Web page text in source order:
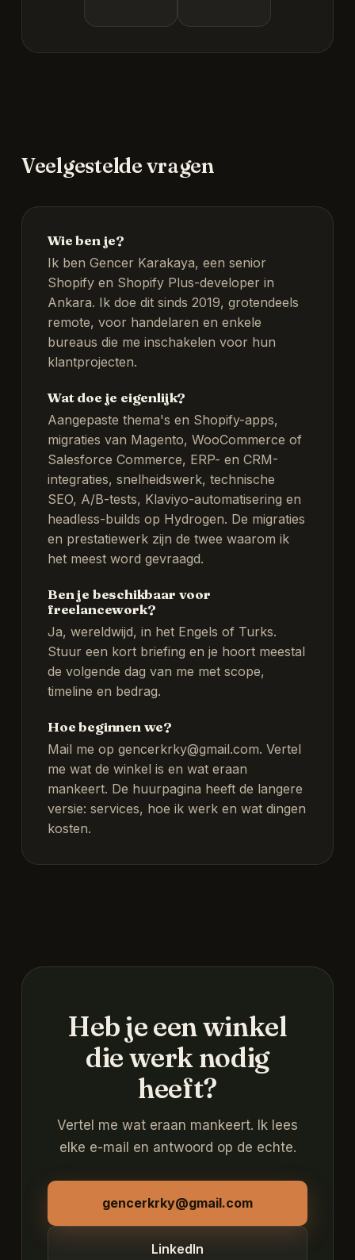
Veelgestelde vragen
Wie ben je?
Ik ben Gencer Karakaya, een senior
Shopify en Shopify Plus-developer in
Ankara. Ik doe dit sinds 2019, grotendeels
remote, voor handelaren en enkele
bureaus die me inschakelen voor hun
klantprojecten.
Wat doe je eigenlijk?
Aangepaste thema's en Shopify-apps,
migraties van Magento, WooCommerce of
Salesforce Commerce, ERP- en CRM-
integraties, snelheidswerk, technische
SEO, A/B-tests, Klaviyo-automatisering en
headless-builds op Hydrogen. De migraties
en prestatiewerk zijn de twee waarom ik
het meest word gevraagd.
Ben je beschikbaar voor
freelancework?
Ja, wereldwijd, in het Engels of Turks.
Stuur een kort briefing en je hoort meestal
de volgende dag van me met scope,
timeline en bedrag.
Hoe beginnen we?
Mail me op gencerkrky@gmail.com. Vertel
me wat de winkel is en wat eraan
mankeert. De huurpagina heeft de langere
versie: services, hoe ik werk en wat dingen
kosten.
Heb je een winkel
die werk nodig
heeft?
Vertel me wat eraan mankeert. Ik lees
elke e-mail en antwoord op de echte.
gencerkrky@gmail.com
LinkedIn